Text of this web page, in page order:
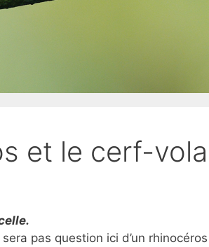
et le cerf-
pas question ici d’un